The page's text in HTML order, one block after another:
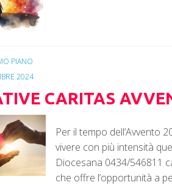
PIANO
2024
CARITAS
Per il tempo dell’Avvento
vivere con più intensità
Diocesana 0434/546811
che offre l’opportunità a